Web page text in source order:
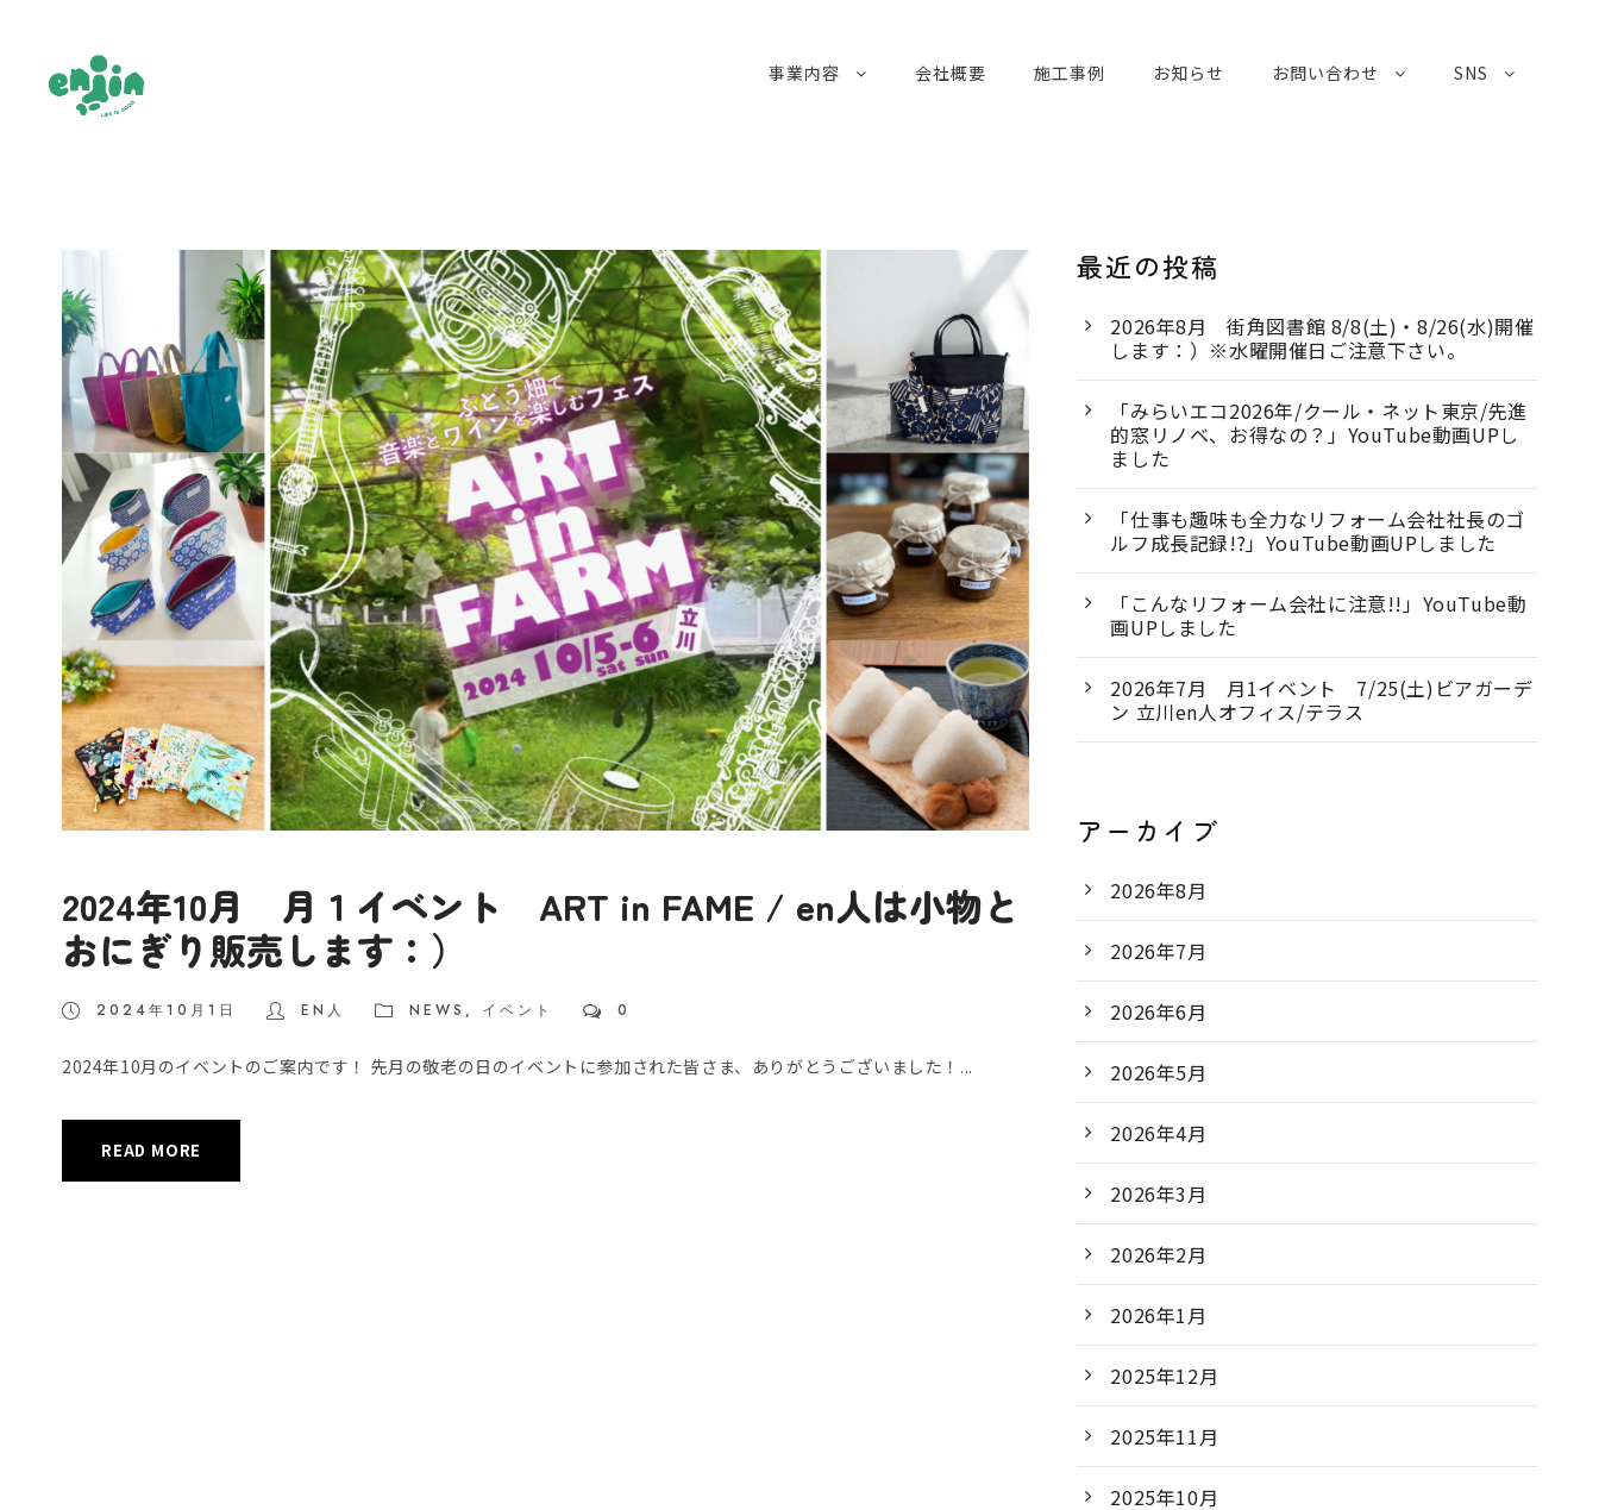
事業内容 会社概要 施工事例 お知らせ お問い合わせ SNS
2024年10月 月１イベント ART in FAME / en人は小物と
おにぎり販売します：）
2024年10月1日 EN人 NEWS , イベント 0
2024年10月のイベントのご案内です！ 先月の敬老の日のイベントに参加された皆さま、ありがとうございました！...
READ MORE
最近の投稿
2026年8月 街角図書館 8/8(土)・8/26(水)開催
します：）※水曜開催日ご注意下さい。
「みらいエコ2026年/クール・ネット東京/先進
的窓リノベ、お得なの？」YouTube動画UPし
ました
「仕事も趣味も全力なリフォーム会社社長のゴ
ルフ成長記録!?」YouTube動画UPしました
「こんなリフォーム会社に注意!!」YouTube動
画UPしました
2026年7月 月1イベント 7/25(土)ビアガーデ
ン 立川en人オフィス/テラス
アーカイブ
2026年8月
2026年7月
2026年6月
2026年5月
2026年4月
2026年3月
2026年2月
2026年1月
2025年12月
2025年11月
2025年10月